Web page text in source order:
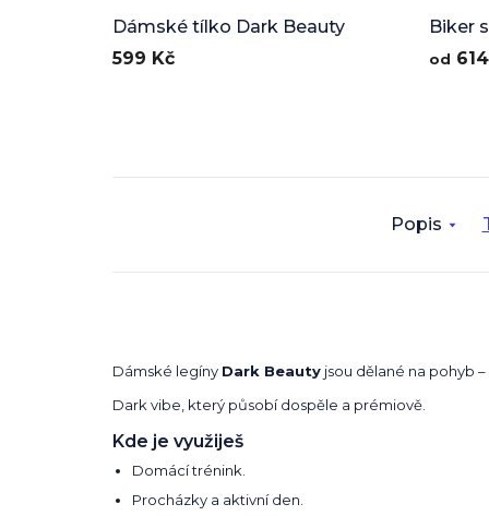
Dámské tílko Dark Beauty
599 Kč
Biker
od
Popis
Dámské legíny Dark Beauty jsou dělané na pohyb
Dark vibe, který působí dospěle a prémiově.
Kde je využiješ
Domácí trénink.
Procházky a aktivní den.